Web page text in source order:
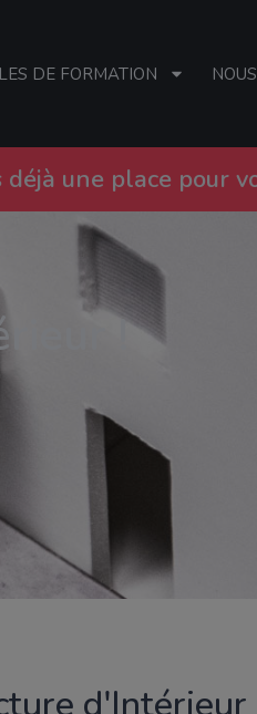
DE FORMATION
une place pour
!